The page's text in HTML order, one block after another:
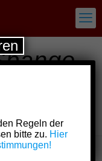
1925
Regeln der
bitte zu. Hier